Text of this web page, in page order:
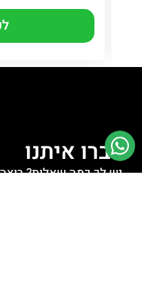
דברו איתנו
יש לך כמה שאלות?